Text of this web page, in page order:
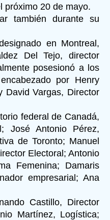
próximo 20 de mayo.
también durante su
en Montreal,
Del Tejo, director
posesionó a los
por Henry
David Vargas, Director
federal de Canadá,
José Antonio Pérez,
de Toronto; Manuel
Electoral; Antonio
Femenina; Damaris
empresarial; Ana
Castillo, Director
Martínez, Logística;